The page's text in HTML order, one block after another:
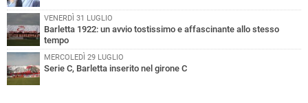
VENERDÌ 31 LUGLIO
Barletta 1922: un avvio tostissimo e affascinante allo stesso
tempo
MERCOLEDÌ 29 LUGLIO
Serie C, Barletta inserito nel girone C